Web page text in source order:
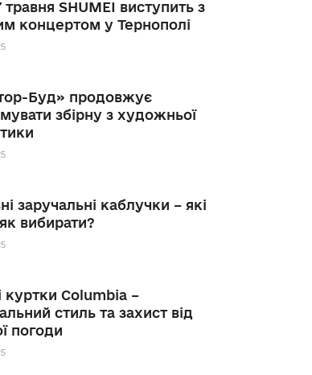
SHUMEI виступить з
концертом у Тернополі
Буд» продовжує
збірну з художньої
заручальні каблучки – які
вибирати?
куртки Columbia –
стиль та захист від
погоди